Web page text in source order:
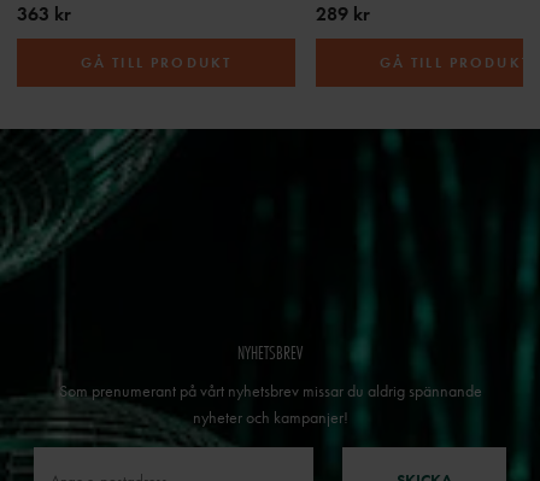
363 kr
GÅ TILL PRODUKT
289 kr
GÅ TILL PRODUKT
NYHETSBREV
Som prenumerant på vårt nyhetsbrev missar du aldrig spännande
nyheter och kampanjer!